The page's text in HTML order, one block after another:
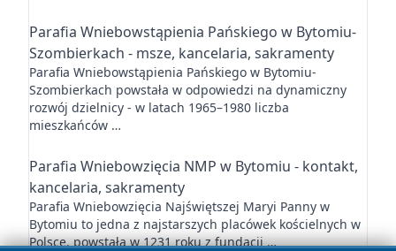
Parafia Wniebowstąpienia Pańskiego w Bytomiu-
Szombierkach - msze, kancelaria, sakramenty
Parafia Wniebowstąpienia Pańskiego w Bytomiu-
Szombierkach powstała w odpowiedzi na dynamiczny
rozwój dzielnicy - w latach 1965–1980 liczba
mieszkańców …
Parafia Wniebowzięcia NMP w Bytomiu - kontakt,
kancelaria, sakramenty
Parafia Wniebowzięcia Najświętszej Maryi Panny w
Bytomiu to jedna z najstarszych placówek kościelnych w
Polsce, powstała w 1231 roku z fundacji …